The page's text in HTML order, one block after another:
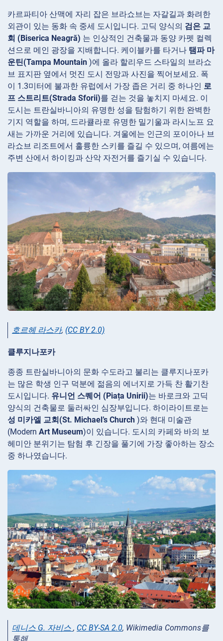
카르파티아 산맥에 자리 잡은 브라쇼브는 자갈길과 화려한
외관이 있는 동화 속 중세 도시입니다. 고딕 양식의 검은 교
회 (Biserica Neagră) 는 인상적인 건축물과 동양 카펫 컬렉
션으로 메인 광장을 지배합니다. 케이블카를 타거나 탬파 마
운틴(Tampa Mountain )에 올라 할리우드 스타일의 브라쇼
브 표지판 옆에서 멋진 도시 전망과 사진을 찍어보세요. 폭
이 1.3미터에 불과한 유럽에서 가장 좁은 거리 중 하나인 로
프 스트리트(Strada Sforii)를 걷는 것을 놓치지 마세요. 이
도시는 트란실바니아의 유명한 성을 탐험하기 위한 완벽한
기지 역할을 하며, 드라큘라로 유명한 밀기울과 라시노프 요
새는 가까운 거리에 있습니다. 겨울에는 인근의 포이아나 브
라쇼브 리조트에서 훌륭한 스키를 즐길 수 있으며, 여름에는
주변 산에서 하이킹과 산악 자전거를 즐기실 수 있습니다.
호르헤 라스카, (CC BY 2.0)
클루지나포카
종종 트란실바니아의 문화 수도라고 불리는 클루지나포카
는 많은 학생 인구 덕분에 젊음의 에너지로 가득 찬 활기찬
도시입니다. 유니언 스퀘어 (Piața Unirii)는 바로크와 고딕
양식의 건축물로 둘러싸인 심장부입니다. 하이라이트로는
성 미카엘 교회(St. Michael’s Church )와 현대 미술관
(Modern Art Museum)이 있습니다. 도시의 카페와 바의 보
헤미안 분위기는 탐험 후 긴장을 풀기에 가장 좋아하는 장소
중 하나였습니다.
데니스 G. 자비스 , CC BY-SA 2.0, Wikimedia Commons를
통해